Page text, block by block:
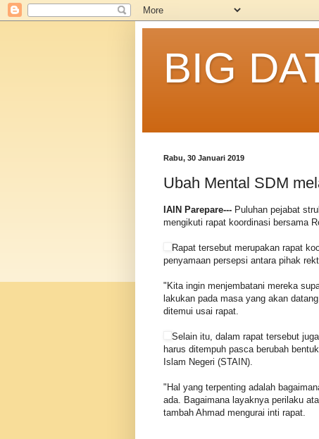
BIG
Rabu, 30 Januari 2019
Ubah Mental SDM
IAIN Parepare--- Puluhan pejabat
mengikuti rapat koordinasi bersama
Rapat tersebut merupakan rapat
penyamaan persepsi antara pihak
"Kita ingin menjembatani mereka
lakukan pada masa yang akan
ditemui usai rapat.
Selain itu, dalam rapat tersebut
harus ditempuh pasca berubah
Islam Negeri (STAIN).
"Hal yang terpenting adalah
ada. Bagaimana layaknya perilaku
tambah Ahmad mengurai inti rapat.